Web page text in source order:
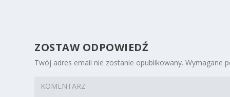
ZOSTAW ODPOWIEDŹ
Twój adres email nie zostanie opublikowany. Wymagane